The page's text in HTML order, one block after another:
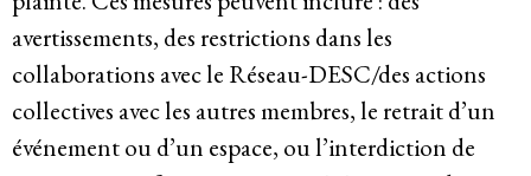
avertissements, des restrictions dans les
collaborations avec le Réseau-DESC/des actions
collectives avec les autres membres, le retrait d’un
événement ou d’un espace, ou l’interdiction de